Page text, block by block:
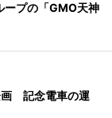
ープの「GMO天神
記念電車の運